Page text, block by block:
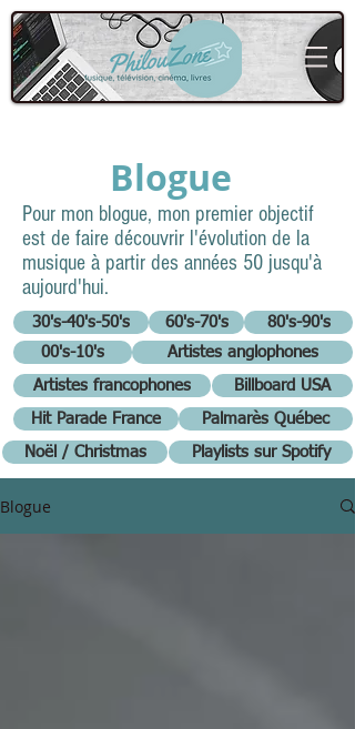
Blogue
30's-40's-50's 60's-70's 80's-90's
Pour mon blogue, mon premier objectif
est de faire découvrir l'évolution de la
musique à partir des années 50 jusqu'à
aujourd'hui.
00's-10's
Artistes anglophones
Artistes francophones
Billboard USA
Hit Parade France
Palmarès Québec
Noël / Christmas
Playlists sur Spotify
Blogue